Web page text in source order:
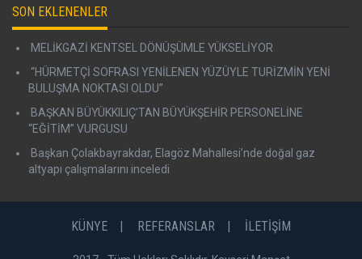
SON EKLENENLER
MELİKGAZİ KENTSEL DÖNÜŞÜMLE YÜKSELİYOR
“HÜRMETÇİ SOFRASI YENİLENEN YÜZÜYLE TURİZMİN YENİ
BULUŞMA NOKTASI OLDU”
BAŞKAN BÜYÜKKILIÇ'TAN BÜYÜKŞEHİR PERSONELİNE
“EĞİTİM” VURGUSU
Başkan Çolakbayrakdar, Elagöz Mahallesi’nde doğal gaz
altyapı çalışmalarını inceledi
KÜNYE REFERANSLAR İLETİŞİM